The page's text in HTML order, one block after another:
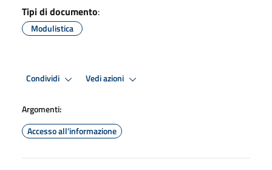
Tipi di documento:
Modulistica
Condividi Vedi azioni
Argomenti:
Accesso all'informazione